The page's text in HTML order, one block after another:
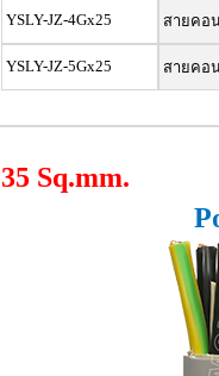
YSLY-JZ-4Gx25 สายคอน
YSLY-JZ-5Gx25 สายคอน
35 Sq.mm.